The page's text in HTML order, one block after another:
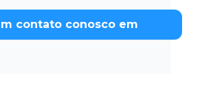
contato conosco em